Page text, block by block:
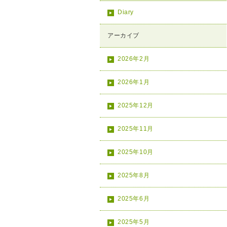
Diary
アーカイブ
2026年2月
2026年1月
2025年12月
2025年11月
2025年10月
2025年8月
2025年6月
2025年5月